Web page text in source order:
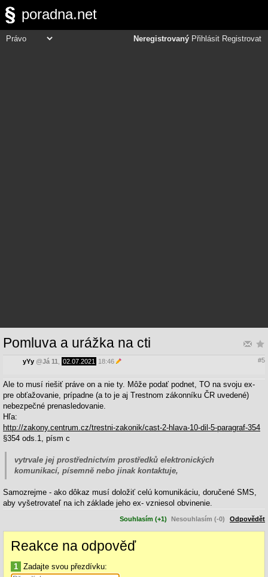
poradna.net
Neregistrovaný Přihlásit Registrovat
Pomluva a urážka na cti
yYy @Já 11 02.07.2021 18:46 #5
Ale to musí riešiť práve on a nie ty. Môže podať podnet, TO na svoju ex-
pre obťažovanie, prípadne (a to je aj Trestnom zákonníku ČR uvedené)
nebezpečné prenasledovanie.
Hľa:
http://zakony.centrum.cz/trestni-zakonik/cast-2-hlava-10-dil-5-paragraf-354
§354 ods.1, písm c
vytrvale jej prostřednictvím prostředků elektronických
komunikací, písemně nebo jinak kontaktuje,
Samozrejme - ako dôkaz musí doložiť celú komunikáciu, doručené SMS,
aby vyšetrovateľ na ich základe jeho ex- vzniesol obvinenie.
Souhlasím (+1) Nesouhlasím (-0) Odpovědět
Reakce na odpověď
1 Zadajte svou přezdívku: